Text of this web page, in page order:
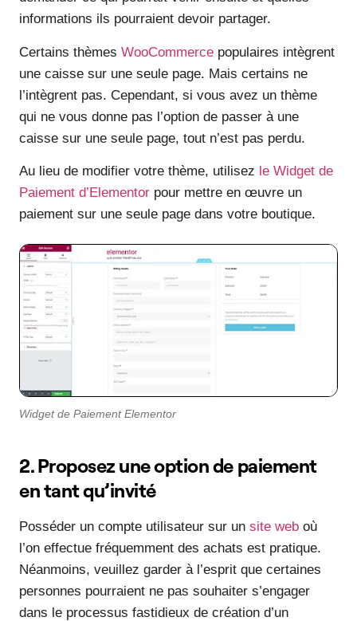
informations ils pourraient devoir partager.
Certains thèmes WooCommerce populaires intègrent
une caisse sur une seule page. Mais certains ne
l’intègrent pas. Cependant, si vous avez un thème
qui ne vous donne pas l’option de passer à une
caisse sur une seule page, tout n’est pas perdu.
Au lieu de modifier votre thème, utilisez le Widget de
Paiement d’Elementor pour mettre en œuvre un
paiement sur une seule page dans votre boutique.
Widget de Paiement Elementor
2. Proposez une option de paiement
en tant qu’invité
Posséder un compte utilisateur sur un site web où
l’on effectue fréquemment des achats est pratique.
Néanmoins, veuillez garder à l’esprit que certaines
personnes pourraient ne pas souhaiter s’engager
dans le processus fastidieux de création d’un